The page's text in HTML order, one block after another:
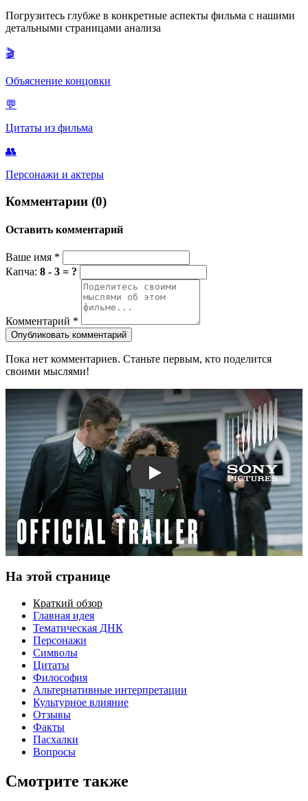
Погрузитесь глубже в конкретные аспекты фильма с нашими
детальными страницами анализа
🎬
Объяснение концовки
💬
Цитаты из фильма
👥
Персонажи и актеры
Комментарии (0)
Оставить комментарий
Ваше имя *
Капча: 8 - 3 = ?
Комментарий *
Опубликовать комментарий
Пока нет комментариев. Станьте первым, кто поделится
своими мыслями!
Смотреть трейлер
На этой странице
Краткий обзор
Главная идея
Тематическая ДНК
Персонажи
Символы
Цитаты
Философия
Альтернативные интерпретации
Культурное влияние
Отзывы
Факты
Пасхалки
Вопросы
Смотрите также